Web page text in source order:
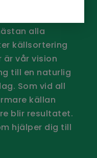
alla
källsortering
vår vision
till en naturlig
Som vid all
källan
blir resultatet.
hjälper dig till